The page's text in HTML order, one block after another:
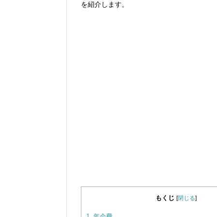
を紹介します。
もくじ [閉じる]